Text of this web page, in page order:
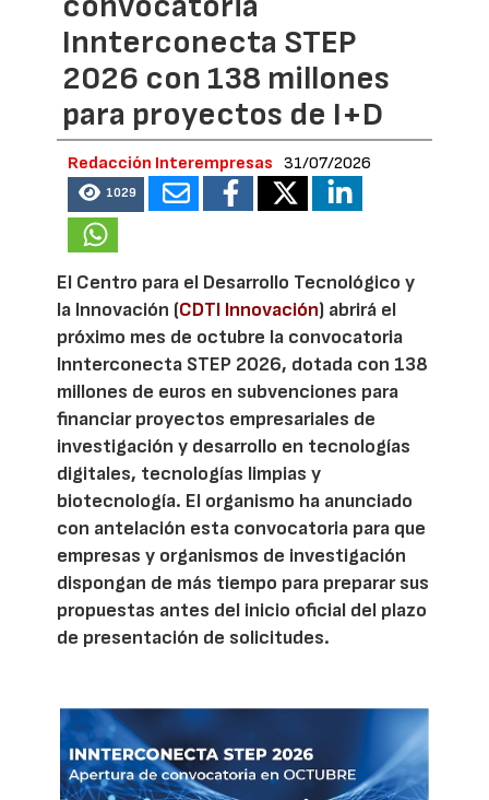
Innterconecta STEP
2026 con 138 millones
para proyectos de I+D
Redacción Interempresas 31/07/2026
1029
El Centro para el Desarrollo Tecnológico y
la Innovación (CDTI Innovación) abrirá el
próximo mes de octubre la convocatoria
Innterconecta STEP 2026, dotada con 138
millones de euros en subvenciones para
financiar proyectos empresariales de
investigación y desarrollo en tecnologías
digitales, tecnologías limpias y
biotecnología. El organismo ha anunciado
con antelación esta convocatoria para que
empresas y organismos de investigación
dispongan de más tiempo para preparar sus
propuestas antes del inicio oficial del plazo
de presentación de solicitudes.